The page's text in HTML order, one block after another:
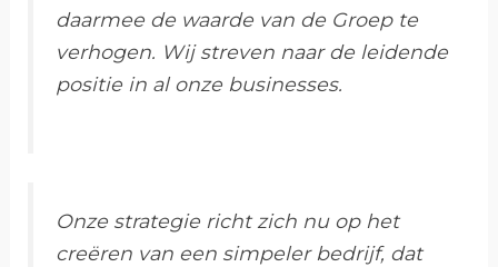
daarmee de waarde van de Groep te
verhogen. Wij streven naar de leidende
positie in al onze businesses.
Onze strategie richt zich nu op het
creëren van een simpeler bedrijf, dat